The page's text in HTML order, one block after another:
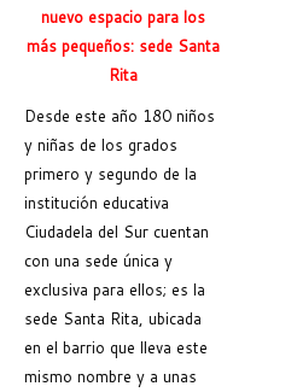
nuevo espacio para los
más pequeños: sede Santa
Rita
Desde este año 180 niños
y niñas de los grados
primero y segundo de la
institución educativa
Ciudadela del Sur cuentan
con una sede única y
exclusiva para ellos; es la
sede Santa Rita, ubicada
en el barrio que lleva este
mismo nombre y a unas